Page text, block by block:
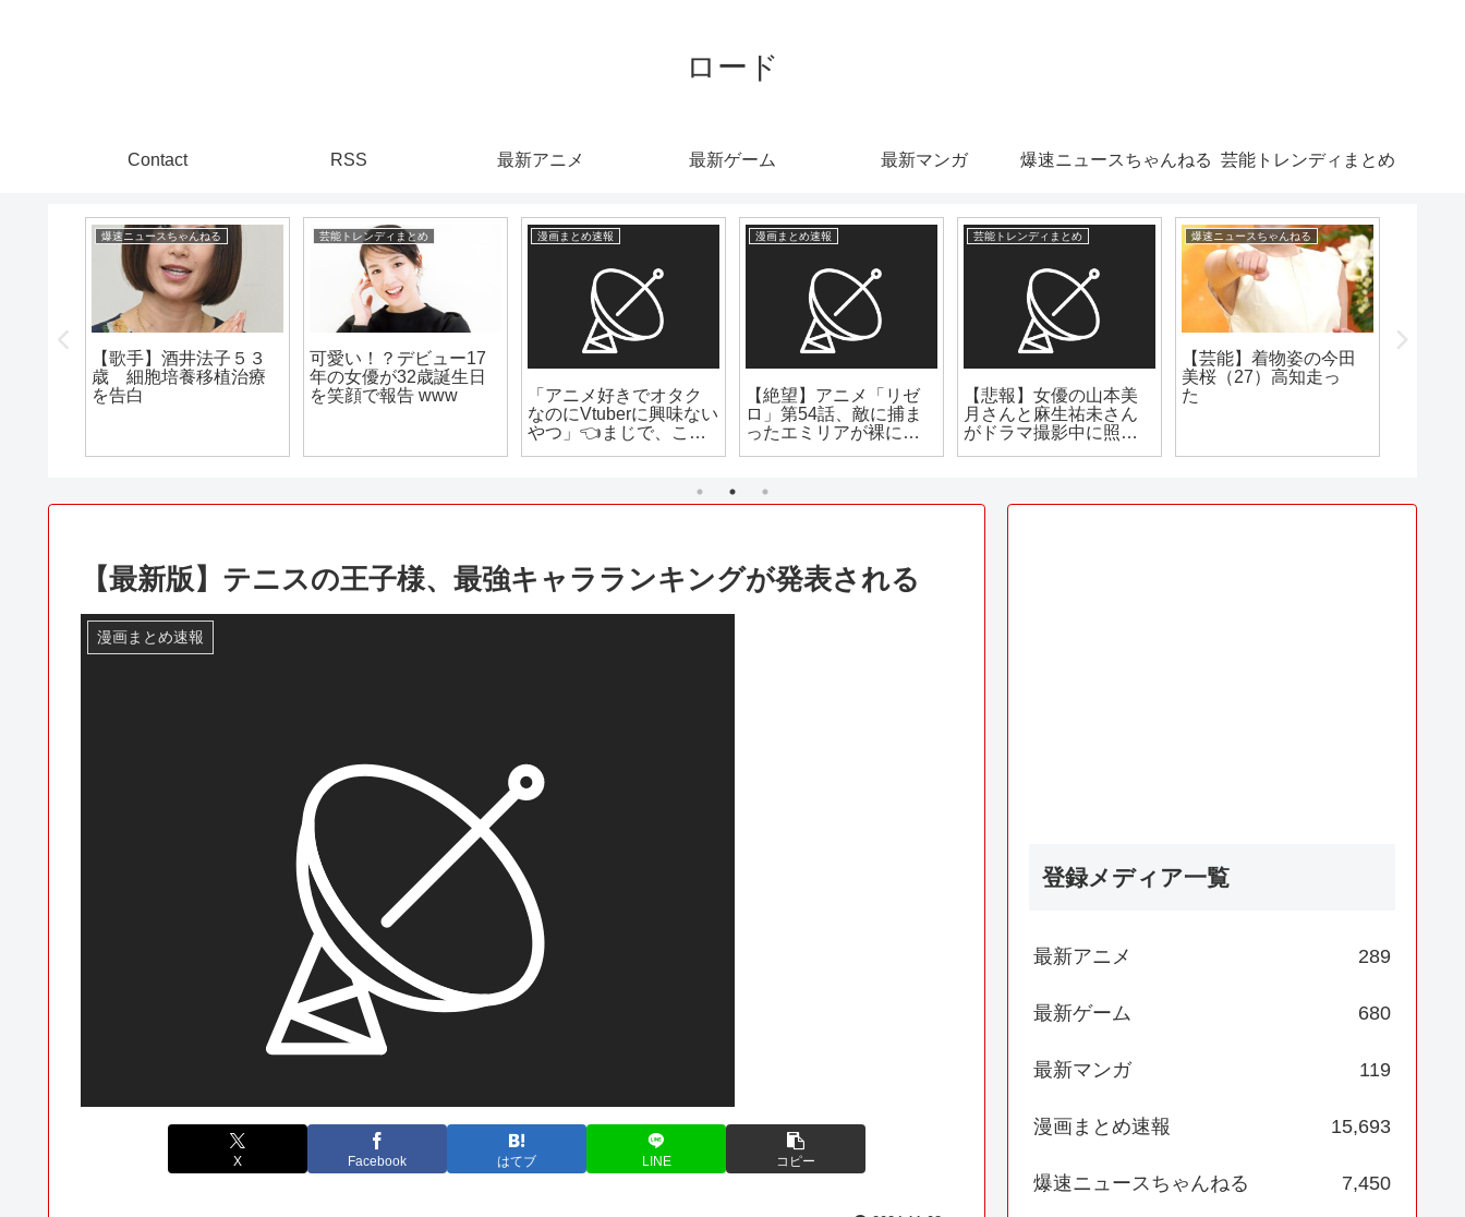
ロード
Contact RSS 最新アニメ 最新ゲーム 最新マンガ 爆速ニュースちゃんねる 芸能トレンディまとめ
爆速ニュースちゃんねる
【歌手】酒井法子５３
歳 細胞培養移植治療
を告白
芸能トレンディまとめ
可愛い！？デビュー17
年の女優が32歳誕生日
を笑顔で報告 www
漫画まとめ速報
「アニメ好きでオタク
なのにVtuberに興味ない
やつ」👈まじで、この
漫画まとめ速報
【絶望】アニメ「リゼ
ロ」第54話、敵に捕ま
ったエミリアが裸にさ
芸能トレンディまとめ
【悲報】女優の山本美
月さんと麻生祐未さん
がドラマ撮影中に照明
爆速ニュースちゃんねる
【芸能】着物姿の今田
美桜（27）高知走っ
た
【最新版】テニスの王子様、最強キャラランキングが発表される
漫画まとめ速報
X Facebook はてブ LINE コピー
登録メディア一覧
最新アニメ 289
最新ゲーム 680
最新マンガ 119
漫画まとめ速報 15,693
爆速ニュースちゃんねる 7,450